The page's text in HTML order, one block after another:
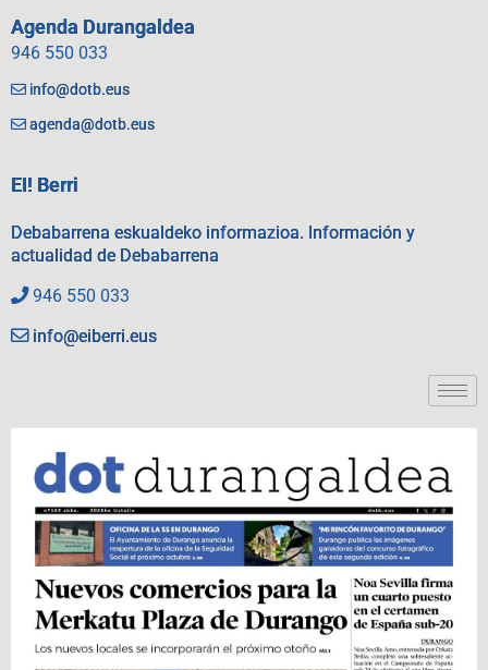
Agenda Durangaldea
946 550 033
info@dotb.eus
agenda@dotb.eus
EI! Berri
Debabarrena eskualdeko informazioa. Información y
actualidad de Debabarrena
946 550 033
info@eiberri.eus